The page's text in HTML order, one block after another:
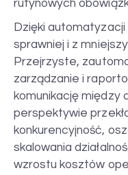
rutynowych
Dzięki
sprawniej i z
Przejrzyste,
zarządzanie i
komunikację między
perspektywie
konkurencyjność,
skalowania
wzrostu kosztów